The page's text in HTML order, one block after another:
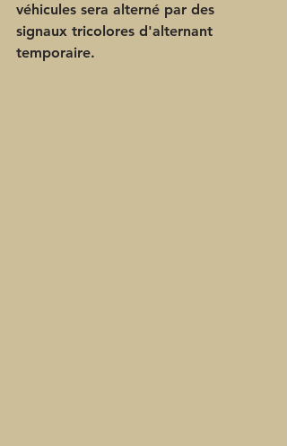
véhicules sera alterné par des
signaux tricolores d'alternant
temporaire.